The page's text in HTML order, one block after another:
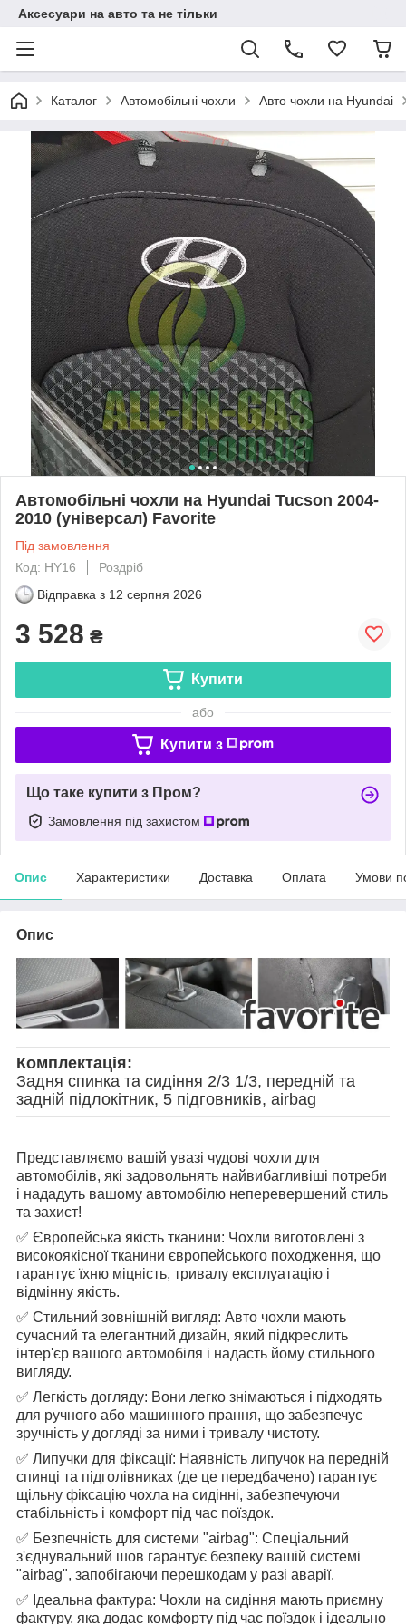
Аксесуари на авто та не тільки
Каталог Автомобільні чохли Авто чохли на Hyundai
Автомобільні чохли на Hyundai Tucson 2004-
2010 (універсал) Favorite
Під замовлення
Код: HY16
Роздріб
Відправка з 12 серпня 2026
3 528 ₴
Купити
або
Купити з
Що таке купити з Пром?
Замовлення під захистом
Опис Характеристики Доставка Оплата Умови
Опис
Комплектація:
Задня спинка та сидіння 2/3 1/3, передній та
задній підлокітник, 5 підговників, airbag
Представляємо вашій увазі чудові чохли для
автомобілів, які задовольнять найвибагливіші потреби
і нададуть вашому автомобілю неперевершений стиль
та захист!
✅ Європейська якість тканини: Чохли виготовлені з
високоякісної тканини європейського походження, що
гарантує їхню міцність, тривалу експлуатацію і
відмінну якість.
✅ Стильний зовнішній вигляд: Авто чохли мають
сучасний та елегантний дизайн, який підкреслить
інтер'єр вашого автомобіля і надасть йому стильного
вигляду.
✅ Легкість догляду: Вони легко знімаються і підходять
для ручного або машинного прання, що забезпечує
зручність у догляді за ними і тривалу чистоту.
✅ Липучки для фіксації: Наявність липучок на передній
спинці та підголівниках (де це передбачено) гарантує
щільну фіксацію чохла на сидінні, забезпечуючи
стабільність і комфорт під час поїздок.
✅ Безпечність для системи "airbag": Спеціальний
з'єднувальний шов гарантує безпеку вашій системі
"airbag", запобігаючи перешкодам у разі аварії.
✅ Ідеальна фактура: Чохли на сидіння мають приємну
фактуру, яка додає комфорту під час поїздок і ідеально